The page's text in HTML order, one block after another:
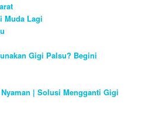
Muda Lagi
Gigi Palsu? Begini
| Solusi Mengganti Gigi